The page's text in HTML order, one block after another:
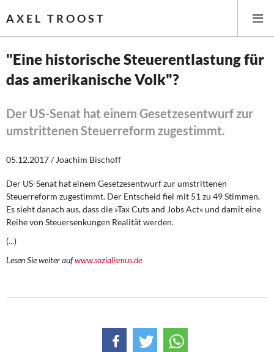
AXEL TROOST
Startseite
Themen
Leitlinien linker Wirtschafts- und Finanzpolitik
Steuer- und Finanzpolitik
Öffentliche Infrastruktur und Daseinsvorsorge
"Eine historische Steuerentlastung für
das amerikanische Volk"?
Der US-Senat hat einem Gesetzesentwurf zur
umstrittenen Steuerreform zugestimmt.
05.12.2017 / Joachim Bischoff
Der US-Senat hat einem Gesetzesentwurf zur umstrittenen
Steuerreform zugestimmt. Der Entscheid fiel mit 51 zu 49 Stimmen.
Es sieht danach aus, dass die »Tax Cuts and Jobs Act« und damit eine
Reihe von Steuersenkungen Realität werden.
(...)
Lesen Sie weiter aufwww.sozialismus.de